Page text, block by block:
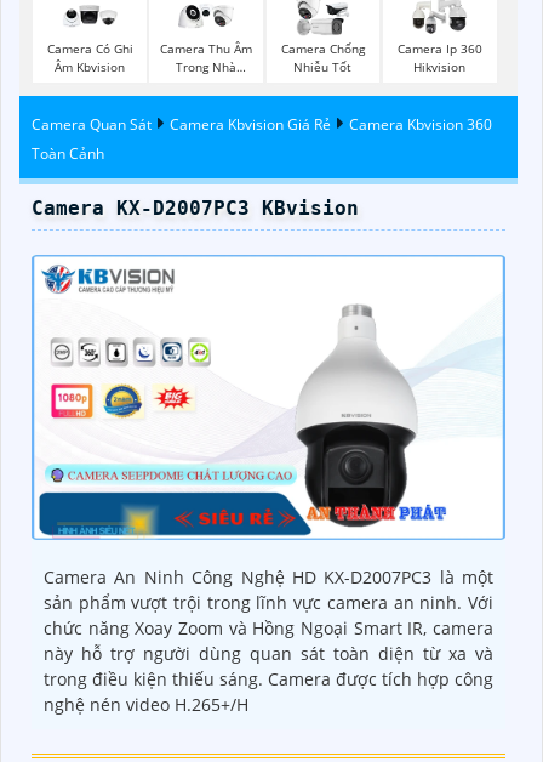
Camera Có Ghi
Âm Kbvision
Camera Thu Âm
Trong Nhà
Camera Chống
Nhiễu Tốt
Camera Ip 360
Hikvision
Camera Quan Sát Camera Kbvision Giá Rẻ
Camera Kbvision 360
Toàn Cảnh
Camera KX-D2007PC3 KBvision
Camera An Ninh Công Nghệ HD KX-D2007PC3 là một
sản phẩm vượt trội trong lĩnh vực camera an ninh. Với
chức năng Xoay Zoom và Hồng Ngoại Smart IR, camera
này hỗ trợ người dùng quan sát toàn diện từ xa và
trong điều kiện thiếu sáng. Camera được tích hợp công
nghệ nén video H.265+/H